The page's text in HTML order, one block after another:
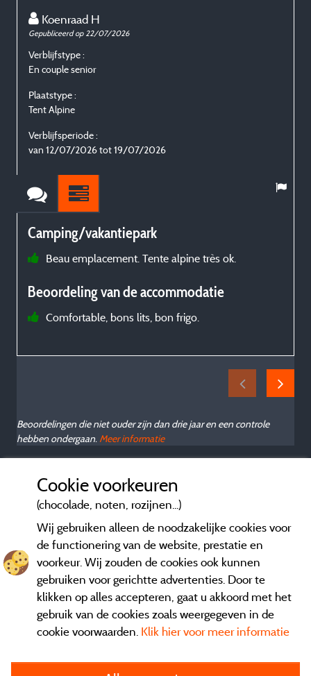
Koenraad H
Gepubliceerd op 22/07/2026
Verblijfstype :
En couple senior
Plaatstype :
Tent Alpine
Verblijfsperiode :
van 12/07/2026 tot 19/07/2026
Camping/vakantiepark
Beau emplacement. Tente alpine très ok.
Beoordeling van de accommodatie
Comfortable, bons lits, bon frigo.
Beoordelingen die niet ouder zijn dan drie jaar en een controle
hebben ondergaan. Meer informatie
Cookie voorkeuren
(chocolade, noten, rozijnen...)
Wij gebruiken alleen de noodzakelijke cookies voor
de functionering van de website, prestatie en
voorkeur. Wij zouden de cookies ook kunnen
gebruiken voor gerichtte advertenties. Door te
klikken op alles accepteren, gaat u akkoord met het
gebruik van de cookies zoals weergegeven in de
cookie voorwaarden. Klik hier voor meer informatie